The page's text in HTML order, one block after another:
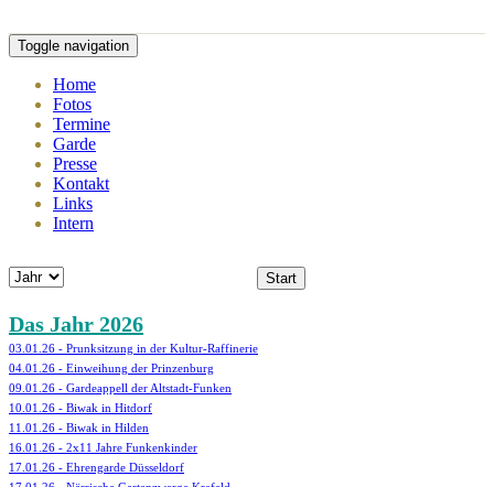
Toggle navigation
Home
Fotos
Termine
Garde
Presse
Kontakt
Links
Intern
Start
Das Jahr 2026
03.01.26 - Prunksitzung in der Kultur-Raffinerie
04.01.26 - Einweihung der Prinzenburg
09.01.26 - Gardeappell der Altstadt-Funken
10.01.26 - Biwak in Hitdorf
11.01.26 - Biwak in Hilden
16.01.26 - 2x11 Jahre Funkenkinder
17.01.26 - Ehrengarde Düsseldorf